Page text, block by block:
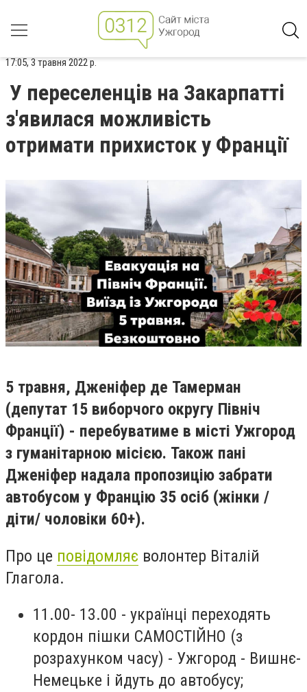
17:05, 3 травня 2022 р.
У переселенців на Закарпатті
з'явилася можливість
отримати прихисток у Франції
5 травня, Дженіфер де Тамерман
(депутат 15 виборчого округу Північ
Франції) - перебуватиме в місті Ужгород
з гуманітарною місією. Також пані
Дженіфер надала пропозицію забрати
автобусом у Францію 35 осіб (жінки /
діти/ чоловіки 60+).
Про це повідомляє волонтер Віталій
Глагола.
11.00- 13.00 - українці переходять
кордон пішки САМОСТІЙНО (з
розрахунком часу) - Ужгород - Вишнє-
Немецьке і йдуть до автобусу;